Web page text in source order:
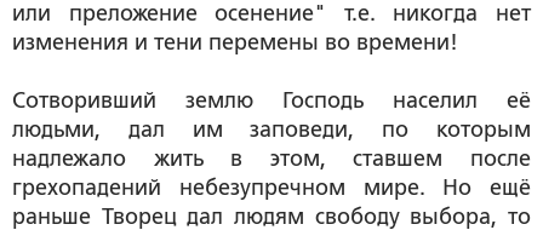
или преложение осенение" т.е. никогда нет
изменения и тени перемены во времени!
Сотворивший землю Господь населил её
людьми, дал им заповеди, по которым
надлежало жить в этом, ставшем после
грехопадений небезупречном мире. Но ещё
раньше Творец дал людям свободу выбора, то